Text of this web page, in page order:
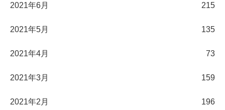
2021年6月 215
2021年5月 135
2021年4月 73
2021年3月 159
2021年2月 196